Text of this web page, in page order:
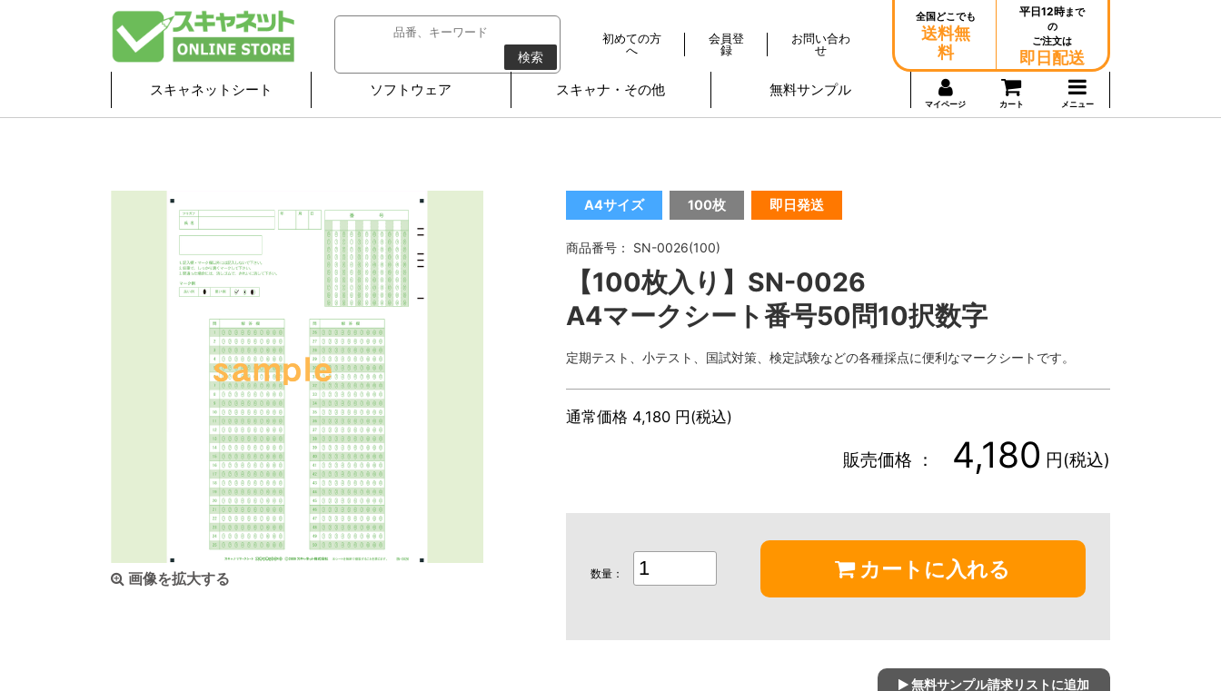
検索
初めての方
へ
会員登
録
お問い合わ
せ
全国どこでも
送料無
料
平日12時まで
の
ご注文は
即日配送
スキャネットシート ソフトウェア スキャナ・その他 無料サンプル
マイページ カート メニュー
画像を拡大する
A4サイズ 100枚 即日発送
商品番号： SN-0026(100)
【100枚入り】SN-0026
A4マークシート番号50問10択数字
定期テスト、小テスト、国試対策、検定試験などの各種採点に便利なマークシートです。
通常価格 4,180 円(税込)
販売価格 ： 4,180 円(税込)
数量： カートに入れる
無料サンプル請求リストに追加